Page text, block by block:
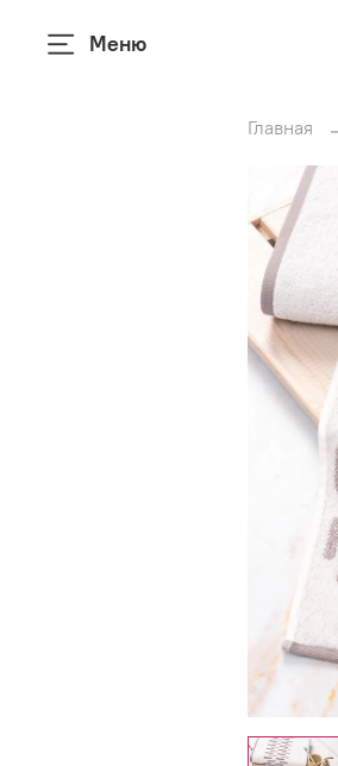
Меню
Главная